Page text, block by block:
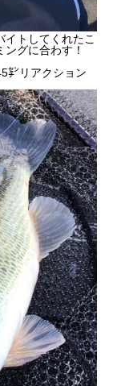
トしてくれたこ
グに合わす！
㌢リアクション